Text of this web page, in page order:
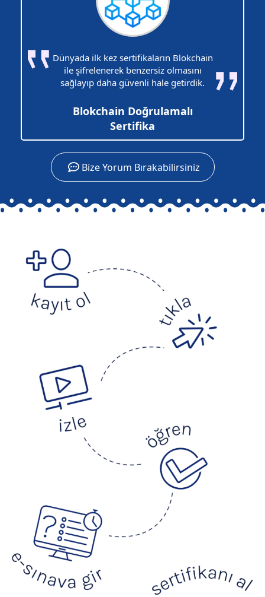
Dünyada ilk kez sertifikaların Blokchain
ile şifrelenerek benzersiz olmasını
sağlayıp daha güvenli hale getirdik.
Blokchain Doğrulamalı
Sertifika
Bize Yorum Bırakabilirsiniz